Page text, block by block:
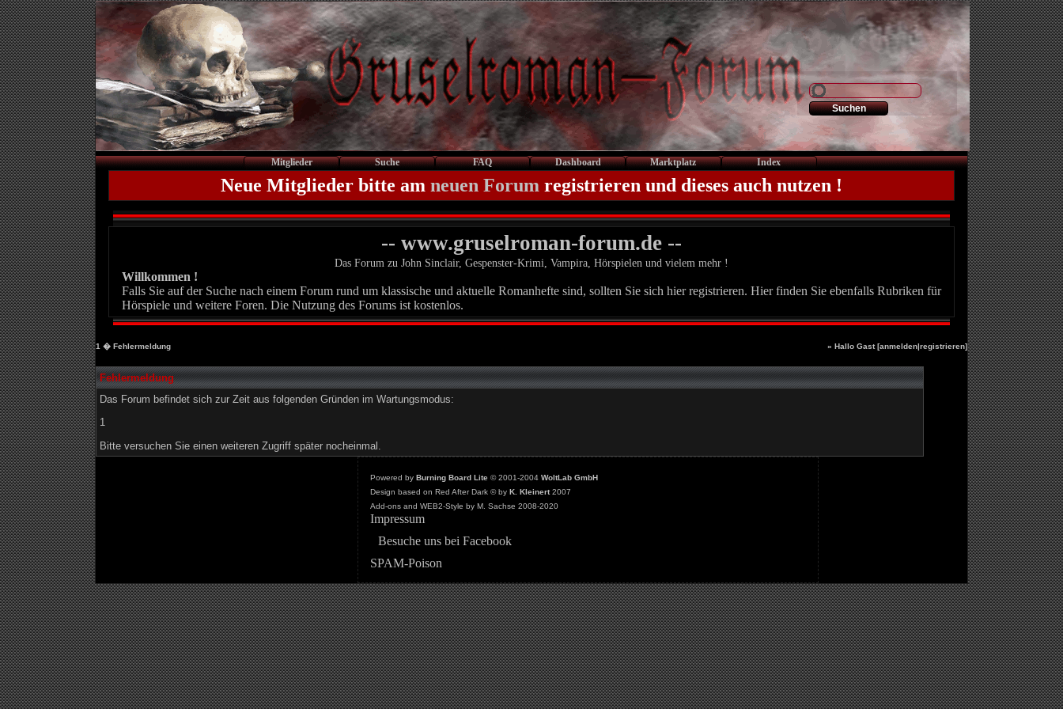
Mitglieder Suche FAQ Dashboard Marktplatz Index
Neue Mitglieder bitte am neuen Forum registrieren und dieses auch nutzen !
-- www.gruselroman-forum.de --
Das Forum zu John Sinclair, Gespenster-Krimi, Vampira, Hörspielen und vielem mehr !
Willkommen !
Falls Sie auf der Suche nach einem Forum rund um klassische und aktuelle Romanhefte sind, sollten Sie sich hier registrieren. Hier finden Sie ebenfalls Rubriken für
Hörspiele und weitere Foren. Die Nutzung des Forums ist kostenlos.
1 � Fehlermeldung » Hallo Gast [anmelden|registrieren]
Fehlermeldung
Das Forum befindet sich zur Zeit aus folgenden Gründen im Wartungsmodus:
1
Bitte versuchen Sie einen weiteren Zugriff später nocheinmal.
Powered by Burning Board Lite© 2001-2004 WoltLab GmbH
Design based on Red After Dark © by K. Kleinert2007
Add-ons and WEB2-Style by M. Sachse 2008-2020
Impressum
Besuche uns bei Facebook
SPAM-Poison